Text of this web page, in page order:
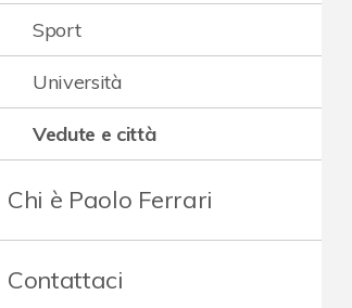
Sport
Università
Vedute e città
Chi è Paolo Ferrari
Contattaci